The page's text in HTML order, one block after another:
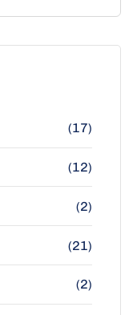
(17)
(12)
(2)
(21)
(2)